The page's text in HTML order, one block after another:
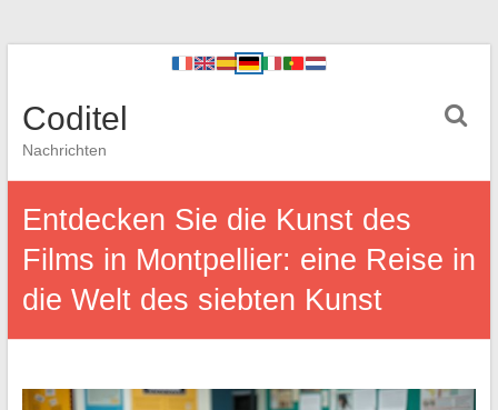
Coditel
Nachrichten
Entdecken Sie die Kunst des
Films in Montpellier: eine Reise in
die Welt des siebten Kunst